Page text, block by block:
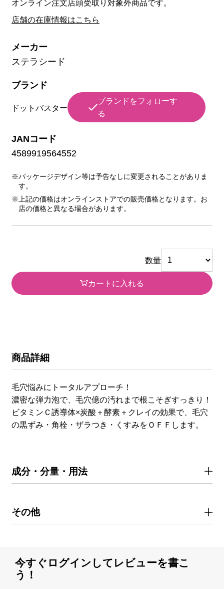
オンライン注文店頭受取り対象外商品です。
店舗の在庫情報はこちら
メーカー
ステラシード
ブランド
ドットバスター
ブランドをフォローす
る
JANコード
4589919564552
※パッケージデザイン等は予告なしに変更されることがありま
す。
※上記の価格はオンラインストアでの販売価格となります。お
店の価格と異なる場合があります。
数量
カートに入れる
商品詳細
毛穴悩みにトータルアプローチ！
濃密な弾力泡で、毛穴億の汚れまで根こそぎすっきり！
ビタミンＣ誘導体×炭酸＋酵素＋クレイの効果で、毛穴
の黒ずみ・角栓・ザラつき・くすみをＯＦＦします。
成分・分量・用法
その他
今すぐログインしてレビューを書こ
う！